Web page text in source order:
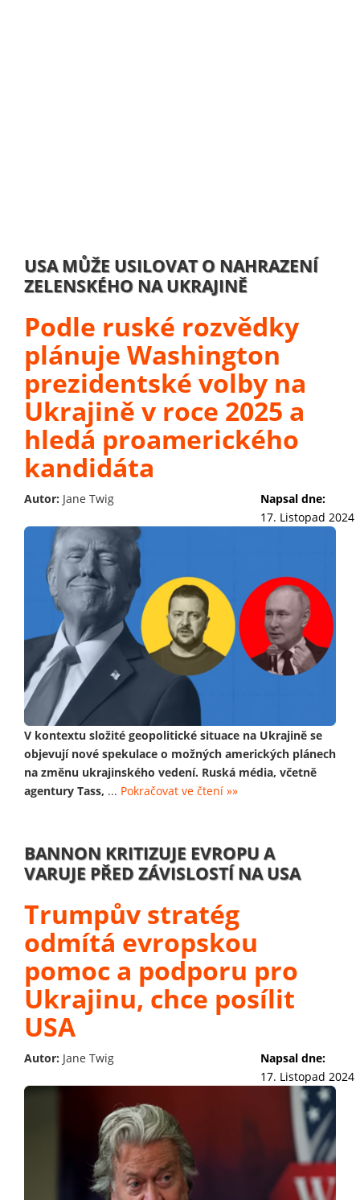
USA MŮŽE USILOVAT O NAHRAZENÍ
ZELENSKÉHO NA UKRAJINĚ
Podle ruské rozvědky
plánuje Washington
prezidentské volby na
Ukrajině v roce 2025 a
hledá proamerického
kandidáta
Autor: Jane Twig
Napsal dne:
17. Listopad 2024
V kontextu složité geopolitické situace na Ukrajině se
objevují nové spekulace o možných amerických plánech
na změnu ukrajinského vedení. Ruská média, včetně
agentury Tass, ... Pokračovat ve čtení »»
BANNON KRITIZUJE EVROPU A
VARUJE PŘED ZÁVISLOSTÍ NA USA
Trumpův stratég
odmítá evropskou
pomoc a podporu pro
Ukrajinu, chce posílit
USA
Autor: Jane Twig
Napsal dne:
17. Listopad 2024